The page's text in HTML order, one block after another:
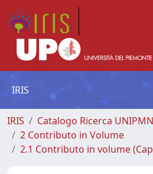
IRIS
IRIS
Catalogo Ricerca UNIPMN
2 Contributo in Volume
2.1 Contributo in volume